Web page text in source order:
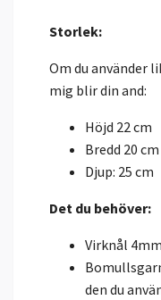
Storlek:
Om du använder
mig blir din and:
Höjd 22 cm
Bredd 20 cm
Djup: 25 cm
Det du behöver:
Virknål 4mm
den du